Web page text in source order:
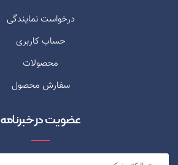
درخواست نمایندگی
حساب کاربری
محصولات
سفارش محصول
عضویت در خبرنامه